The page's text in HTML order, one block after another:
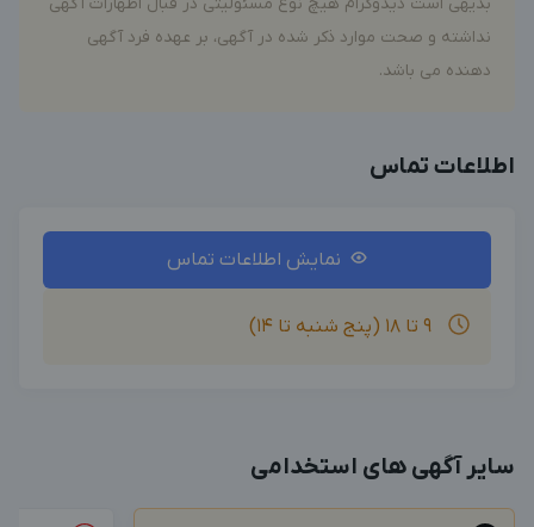
نداشته و صحت موارد ذکر شده در آگهی، بر عهده فرد آگهی
دهنده می باشد.
اطلاعات تماس
نمایش اطلاعات تماس
۹ تا ۱۸ (پنج شنبه تا ۱۴)
سایر آگهی های استخدامی